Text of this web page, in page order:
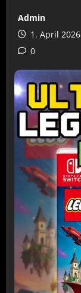
Admin
1. April 2026
0